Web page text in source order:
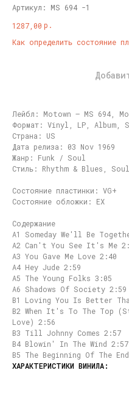
Артикул: MS 694 -1
1287,00 р.
Как определить состояние
Лейбл: Motown ‎– MS 694,
Формат: Vinyl, LP, Album,
Страна: US
Дата релиза: 03 Nov 1969
Жанр: Funk / Soul
Стиль: Rhythm & Blues,
Состояние пластинки: VG+
Состояние обложки: EX
Содержание
A1 Someday We'll Be
A2 Can't You See It's Me
A3 You Gave Me Love 2:40
A4 Hey Jude 2:59
A5 The Young Folks 3:05
A6 Shadows Of Society 2:59
B1 Loving You Is Better
B2 When It's To The Top
Love) 2:56
B3 Till Johnny Comes 2:57
B4 Blowin' In The Wind 2:57
B5 The Beginning Of The